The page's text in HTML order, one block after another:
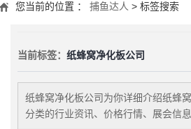
您当前的位置 ： 捕鱼达人 > 标签搜索
当前标签： 纸蜂窝净化板公司
纸蜂窝净化板公司为你详细介绍纸蜂
分类的行业资讯、价格行情、展会信